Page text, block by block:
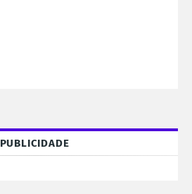
PUBLICIDADE